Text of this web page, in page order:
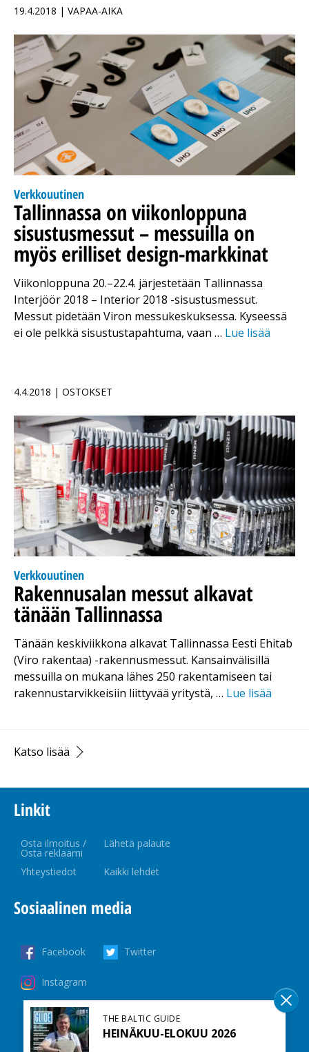
19.4.2018 | VAPAA-AIKA
Verkkouutinen
Tallinnassa on viikonloppuna
sisustusmessut – messuilla on
myös erilliset design-markkinat
Viikonloppuna 20.–22.4. järjestetään Tallinnassa
Interjöör 2018 – Interior 2018 -sisustusmessut.
Messut pidetään Viron messukeskuksessa. Kyseessä
ei ole pelkkä sisustustapahtuma, vaan … Lue lisää
4.4.2018 | OSTOKSET
Verkkouutinen
Rakennusalan messut alkavat
tänään Tallinnassa
Tänään keskiviikkona alkavat Tallinnassa Eesti Ehitab
(Viro rakentaa) -rakennusmessut. Kansainvälisillä
messuilla on mukana lähes 250 rakentamiseen tai
rakennustarvikkeisiin liittyvää yritystä, … Lue lisää
Katso lisää
THE BALTIC GUIDE
HEINÄKUU-ELOKUU 2026
Linkit
Osta ilmoitus /
Osta reklaami
Lähetä palaute
Yhteystiedot Kaikki lehdet
Sosiaalinen media
Facebook Twitter
Instagram